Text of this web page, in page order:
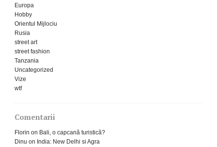
Europa
Hobby
Orientul Mijlociu
Rusia
street art
street fashion
Tanzania
Uncategorized
Vize
wtf
Comentarii
Florin on Bali, o capcană turistică?
Dinu on India: New Delhi si Agra